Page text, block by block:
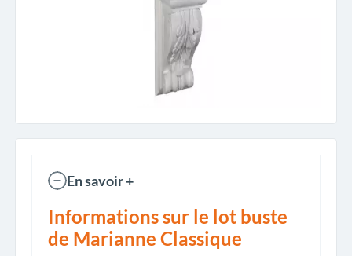
En savoir +
Informations sur le lot buste
de Marianne Classique